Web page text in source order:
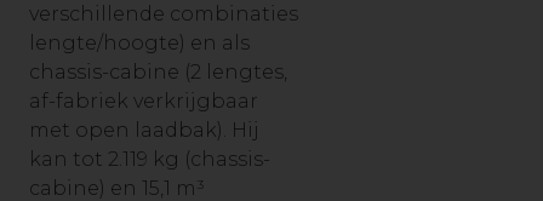
verschillende combinaties
lengte/hoogte) en als
chassis-cabine (2 lengtes,
af-fabriek verkrijgbaar
met open laadbak). Hij
kan tot 2.119 kg (chassis-
cabine) en 15,1 m³